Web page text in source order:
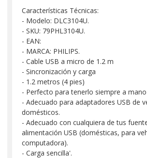
Características Técnicas:
- Modelo: DLC3104U.
- SKU: 79PHL3104U.
- EAN:
- MARCA: PHILIPS.
- Cable USB a micro de 1.2 m
- Sincronización y carga
- 1.2 metros (4 pies)
- Perfecto para tenerlo siempre a mano
- Adecuado para adaptadores USB de
domésticos.
- Adecuado con cualquiera de tus
alimentación USB (domésticas, para
computadora).
- Carga sencilla'.